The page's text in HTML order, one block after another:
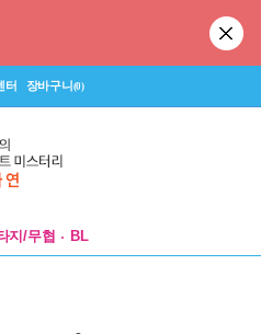
터 장바구니(0)
지/무협 BL